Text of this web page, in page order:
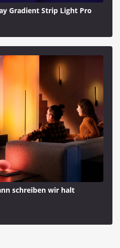
Gradient Strip Light Pro
schreiben wir halt